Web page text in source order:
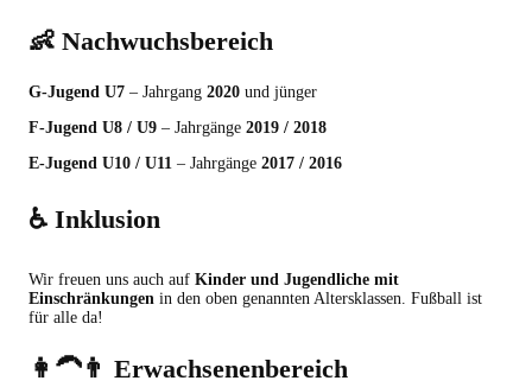
👶 Nachwuchsbereich
G-Jugend U7 – Jahrgang 2020 und jünger
F-Jugend U8 / U9 – Jahrgänge 2019 / 2018
E-Jugend U10 / U11 – Jahrgänge 2017 / 2016
♿ Inklusion
Wir freuen uns auch auf Kinder und Jugendliche mit
Einschränkungen in den oben genannten Altersklassen. Fußball ist
für alle da!
👩‍🦱👨 Erwachsenenbereich